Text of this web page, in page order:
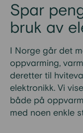
Spar
bruk av
I Norge går det
oppvarming,
deretter til
elektronikk. Vi
både på
med noen enkle